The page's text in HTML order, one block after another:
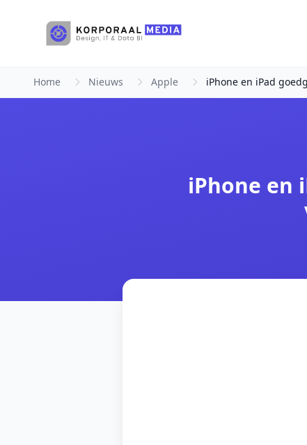
Home Nieuws Apple iPhone en iPad
iPhone en